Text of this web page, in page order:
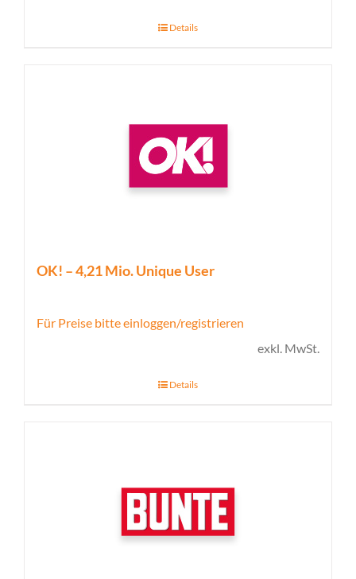
Details
OK! – 4,21 Mio. Unique User
Für Preise bitte einloggen/registrieren
exkl. MwSt.
Details